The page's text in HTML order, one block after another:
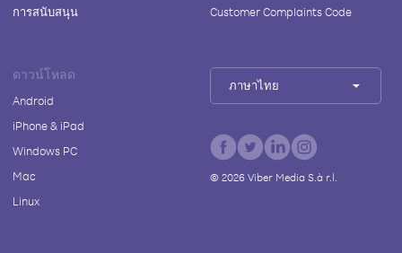
การสนับสนุน
Customer Complaints Code
ดาวน์โหลด
Android
iPhone & iPad
Windows PC
Mac
Linux
ภาษาไทย
© 2026Viber Media S.à r.l.